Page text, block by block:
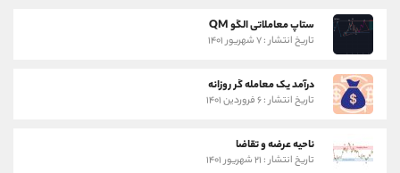
ستاپ معاملاتی الگو QM
تاریخ انتشار : ۷ شهریور ۱۴۰۱
درآمد یک معامله گر روزانه
تاریخ انتشار : ۶ فروردین ۱۴۰۱
ناحیه عرضه و تقاضا
تاریخ انتشار : ۲۱ شهریور ۱۴۰۱